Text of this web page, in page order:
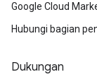
Google Cloud
Hubungi bagian
Dukungan